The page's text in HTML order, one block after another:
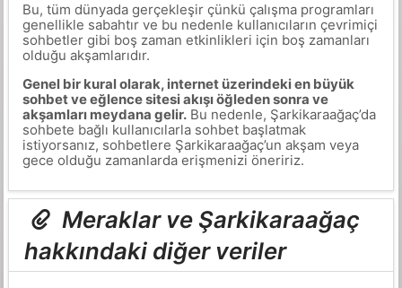
Bu, tüm dünyada gerçekleşir çünkü çalışma programları
genellikle sabahtır ve bu nedenle kullanıcıların çevrimiçi
sohbetler gibi boş zaman etkinlikleri için boş zamanları
olduğu akşamlarıdır.
Genel bir kural olarak, internet üzerindeki en büyük
sohbet ve eğlence sitesi akışı öğleden sonra ve
akşamları meydana gelir.Bu nedenle, Şarkikaraağaç’da
sohbete bağlı kullanıcılarla sohbet başlatmak
istiyorsanız, sohbetlere Şarkikaraağaç’un akşam veya
gece olduğu zamanlarda erişmenizi öneririz.
Meraklar ve Şarkikaraağaç
hakkındaki diğer veriler